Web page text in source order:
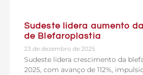
Sudeste lidera aumento
de Blefaroplastia
23 de dezembro de 2025
Sudeste lidera crescimento da
2025, com avanço de 112%,